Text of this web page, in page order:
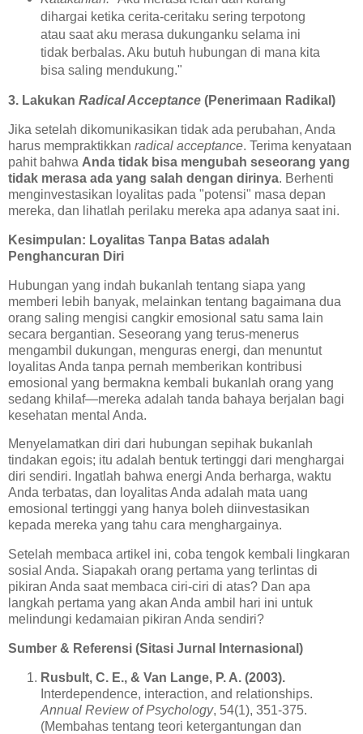
dihargai ketika cerita-ceritaku sering terpotong
atau saat aku merasa dukunganku selama ini
tidak berbalas. Aku butuh hubungan di mana kita
bisa saling mendukung."
3. Lakukan Radical Acceptance (Penerimaan Radikal)
Jika setelah dikomunikasikan tidak ada perubahan, Anda
harus mempraktikkan radical acceptance. Terima kenyataan
pahit bahwa Anda tidak bisa mengubah seseorang yang
tidak merasa ada yang salah dengan dirinya. Berhenti
menginvestasikan loyalitas pada "potensi" masa depan
mereka, dan lihatlah perilaku mereka apa adanya saat ini.
Kesimpulan: Loyalitas Tanpa Batas adalah
Penghancuran Diri
Hubungan yang indah bukanlah tentang siapa yang
memberi lebih banyak, melainkan tentang bagaimana dua
orang saling mengisi cangkir emosional satu sama lain
secara bergantian. Seseorang yang terus-menerus
mengambil dukungan, menguras energi, dan menuntut
loyalitas Anda tanpa pernah memberikan kontribusi
emosional yang bermakna kembali bukanlah orang yang
sedang khilaf—mereka adalah tanda bahaya berjalan bagi
kesehatan mental Anda.
Menyelamatkan diri dari hubungan sepihak bukanlah
tindakan egois; itu adalah bentuk tertinggi dari menghargai
diri sendiri. Ingatlah bahwa energi Anda berharga, waktu
Anda terbatas, dan loyalitas Anda adalah mata uang
emosional tertinggi yang hanya boleh diinvestasikan
kepada mereka yang tahu cara menghargainya.
Setelah membaca artikel ini, coba tengok kembali lingkaran
sosial Anda. Siapakah orang pertama yang terlintas di
pikiran Anda saat membaca ciri-ciri di atas? Dan apa
langkah pertama yang akan Anda ambil hari ini untuk
melindungi kedamaian pikiran Anda sendiri?
Sumber & Referensi (Sitasi Jurnal Internasional)
Rusbult, C. E., & Van Lange, P. A. (2003).
Interdependence, interaction, and relationships.
Annual Review of Psychology, 54(1), 351-375.
(Membahas tentang teori ketergantungan dan